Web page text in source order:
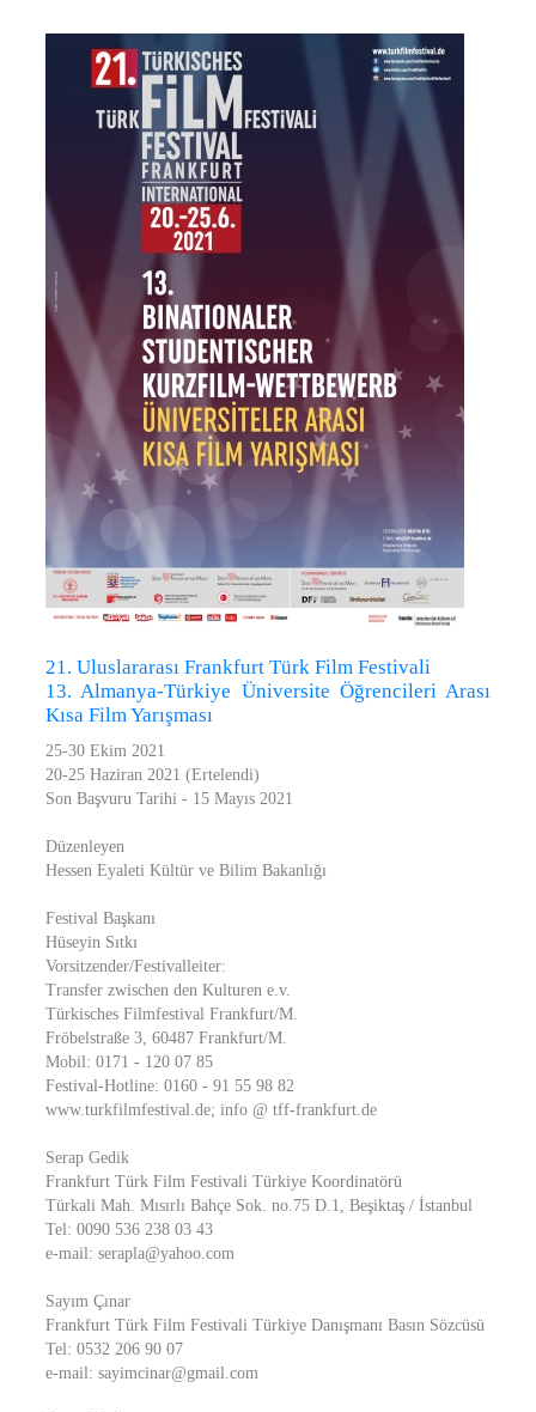
21. Uluslararası Frankfurt Türk Film Festivali
13. Almanya-Türkiye Üniversite Öğrencileri Arası
Kısa Film Yarışması
25-30 Ekim 2021
20-25 Haziran 2021 (Ertelendi)
Son Başvuru Tarihi - 15 Mayıs 2021
Düzenleyen
Hessen Eyaleti Kültür ve Bilim Bakanlığı
Festival Başkanı
Hüseyin Sıtkı
Vorsitzender/Festivalleiter:
Transfer zwischen den Kulturen e.v.
Türkisches Filmfestival Frankfurt/M.
Fröbelstraße 3, 60487 Frankfurt/M.
Mobil: 0171 - 120 07 85
Festival-Hotline: 0160 - 91 55 98 82
www.turkfilmfestival.de; info @ tff-frankfurt.de
Serap Gedik
Frankfurt Türk Film Festivali Türkiye Koordinatörü
Türkali Mah. Mısırlı Bahçe Sok. no.75 D.1, Beşiktaş / İstanbul
Tel: 0090 536 238 03 43
e-mail: serapla@yahoo.com
Sayım Çınar
Frankfurt Türk Film Festivali Türkiye Danışmanı Basın Sözcüsü
Tel: 0532 206 90 07
e-mail: sayimcinar@gmail.com